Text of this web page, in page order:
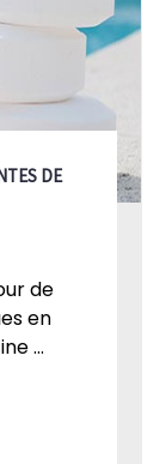
DE
de
en
...